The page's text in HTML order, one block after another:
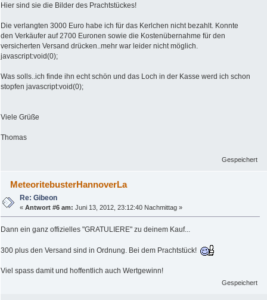
Hier sind sie die Bilder des Prachtstückes!
Die verlangten 3000 Euro habe ich für das Kerlchen nicht bezahlt. Konnte
den Verkäufer auf 2700 Euronen sowie die Kostenübernahme für den
versicherten Versand drücken..mehr war leider nicht möglich.
javascript:void(0);
Was solls..ich finde ihn echt schön und das Loch in der Kasse werd ich schon
stopfen javascript:void(0);
Viele Grüße
Thomas
Gespeichert
MeteoritebusterHannoverLa
Re: Gibeon
«Antwort #6 am: Juni 13, 2012, 23:12:40 Nachmittag »
Dann ein ganz offizielles "GRATULIERE" zu deinem Kauf...
300 plus den Versand sind in Ordnung. Bei dem Prachtstück!
Viel spass damit und hoffentlich auch Wertgewinn!
Gespeichert